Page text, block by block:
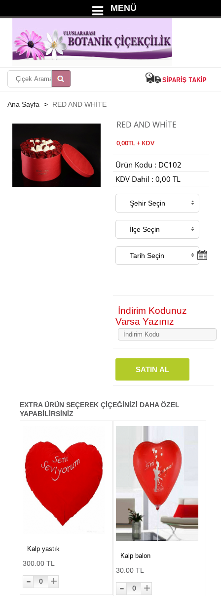
MENÜ
Ana Sayfa RED AND WHİTE
RED AND WHİTE
0,00TL + KDV
Ürün Kodu : DC102
KDV Dahil : 0,00 TL
İndirim Kodunuz
Varsa Yazınız
SATIN AL
EXTRA ÜRÜN SEÇEREK ÇİÇEĞİNİZİ DAHA ÖZEL
YAPABİLİRSİNİZ
Kalp yastık
300.00 TL
- 0 +
Kalp balon
30.00 TL
- 0 +